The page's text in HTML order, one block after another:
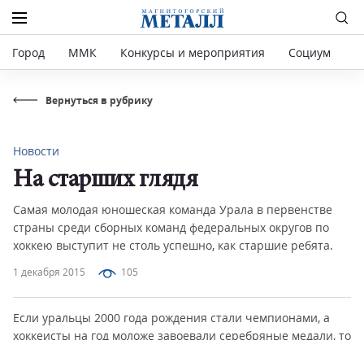
Город ММК Конкурсы и мероприятия Социум
Вернуться в рубрику
1 декабря 2015 105
Новости
На старших глядя
Самая молодая юношеская команда Урала в первенстве
страны среди сборных команд федеральных округов по
хоккею выступит не столь успешно, как старшие ребята.
Если уральцы 2000 года рождения стали чемпионами, а
хоккеисты на год моложе завоевали серебряные медали, то